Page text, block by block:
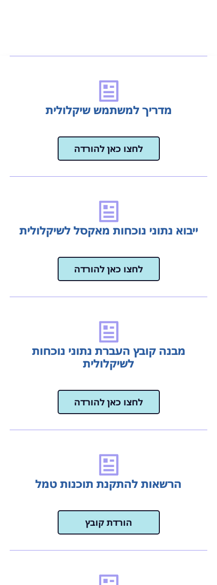
מדריך למשתמש שיקלולית
לחצו כאן להורדה
ייבוא נתוני נוכחות מאקסל לשיקלולית
לחצו כאן להורדה
מבנה קובץ העברת נתוני נוכחות
לשיקלולית
לחצו כאן להורדה
הרשאות להתקנת תוכנות טמל
הורדת קובץ